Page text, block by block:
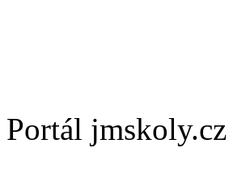
Portál jmskoly.cz